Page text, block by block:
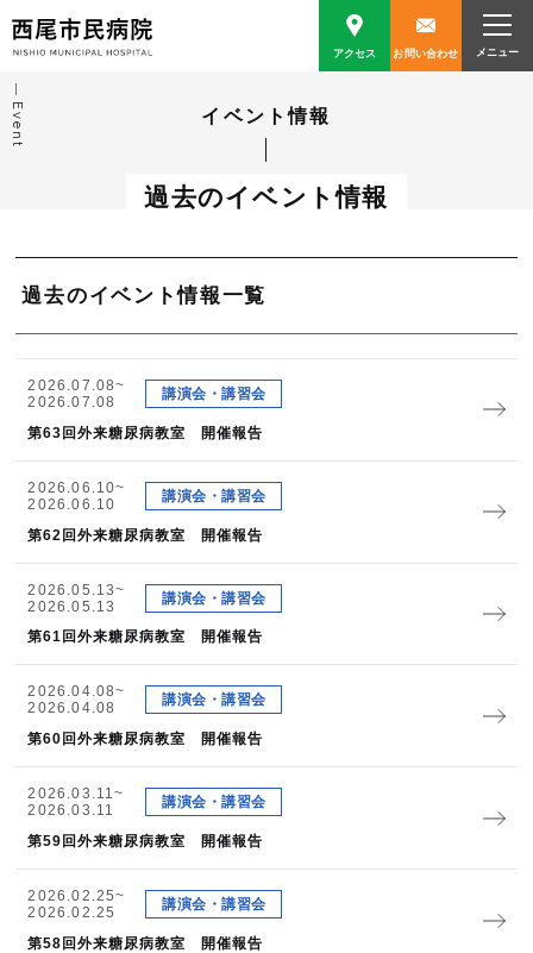
アクセス お問い合わせ
Event イベント情報
過去のイベント情報
過去のイベント情報一覧
2026.07.08~
2026.07.08
講演会・講習会
第63回外来糖尿病教室 開催報告
2026.06.10~
2026.06.10
講演会・講習会
第62回外来糖尿病教室 開催報告
2026.05.13~
2026.05.13
講演会・講習会
第61回外来糖尿病教室 開催報告
2026.04.08~
2026.04.08
講演会・講習会
第60回外来糖尿病教室 開催報告
2026.03.11~
2026.03.11
講演会・講習会
第59回外来糖尿病教室 開催報告
2026.02.25~
2026.02.25
講演会・講習会
第58回外来糖尿病教室 開催報告